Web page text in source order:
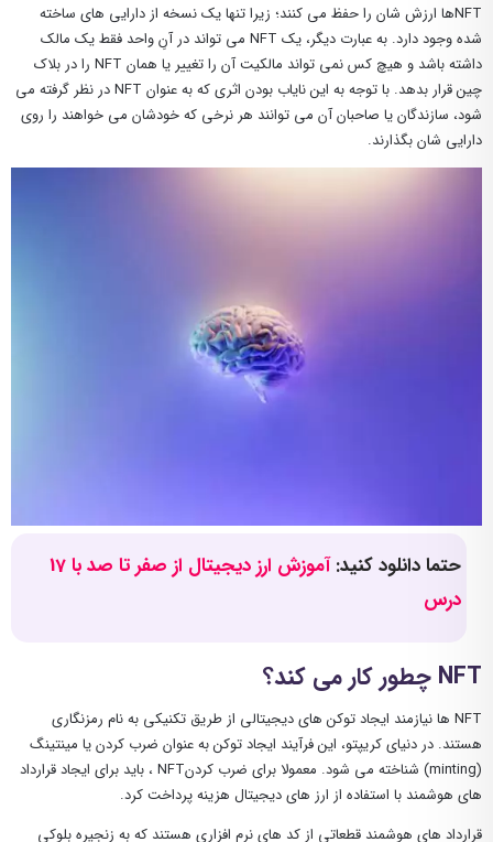
NFTها ارزش شان را حفظ می کنند؛ زیرا تنها یک نسخه از دارایی های ساخته
شده وجود دارد. به عبارت دیگر، یک NFT می ‌تواند در آنِ واحد فقط یک مالک
داشته باشد و هیچ ‌کس نمی ‌تواند مالکیت آن را تغییر یا همان NFT را در بلاک
چین قرار بدهد. با توجه به این نایاب بودن اثری که به عنوان NFT در نظر گرفته می
شود، سازندگان یا صاحبان آن می توانند هر نرخی که خودشان می خواهند را روی
دارایی شان بگذارند.
حتما دانلود کنید:
آموزش ارز دیجیتال از صفر تا صد با 17
درس
NFT چطور کار می کند؟
NFT ها نیازمند ایجاد توکن های دیجیتالی از طریق تکنیکی به نام رمزنگاری
هستند. در دنیای کریپتو، این فرآیند ایجاد توکن به عنوان ضرب کردن یا مینتینگ
(minting) شناخته می شود. معمولا برای ضرب کردنNFT ، باید برای ایجاد قرارداد
های هوشمند با استفاده از ارز های دیجیتال هزینه پرداخت کرد.
قرارداد های هوشمند قطعاتی از کد های نرم افزاری هستند که به زنجیره بلوکی